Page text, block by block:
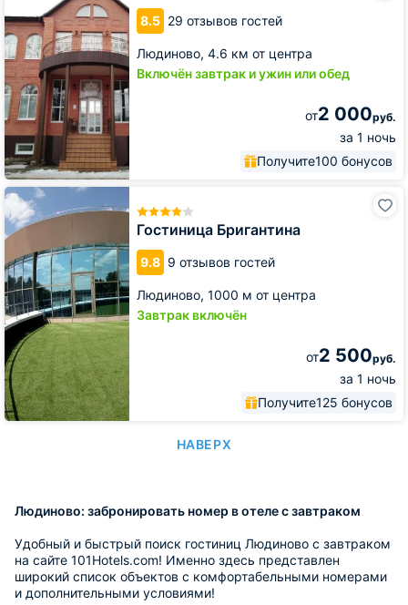
8.5 29 отзывов гостей
Людиново, 4.6 км от центра
Включён завтрак и ужин или обед
от2 000руб.
за 1 ночь
Получите100 бонусов
Гостиница Бригантина
9.8 9 отзывов гостей
Людиново, 1000 м от центра
Завтрак включён
от2 500руб.
за 1 ночь
Получите125 бонусов
Гостиница
Бригантина
НАВЕРХ
Людиново: забронировать номер в отеле с завтраком
Удобный и быстрый поиск гостиниц Людиново с завтраком
на сайте 101Hotels.com! Именно здесь представлен
широкий список объектов с комфортабельными номерами
и дополнительными условиями!